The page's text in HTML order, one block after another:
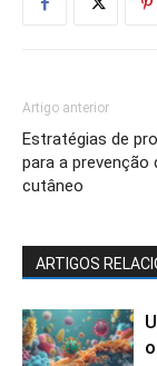
Artigo anterior
Estratégias de
para a prevenção
cutâneo
ARTIGOS